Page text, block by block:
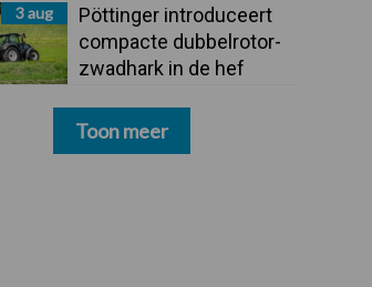
3 aug
Pöttinger introduceert
compacte dubbelrotor-
zwadhark in de hef
Toon meer